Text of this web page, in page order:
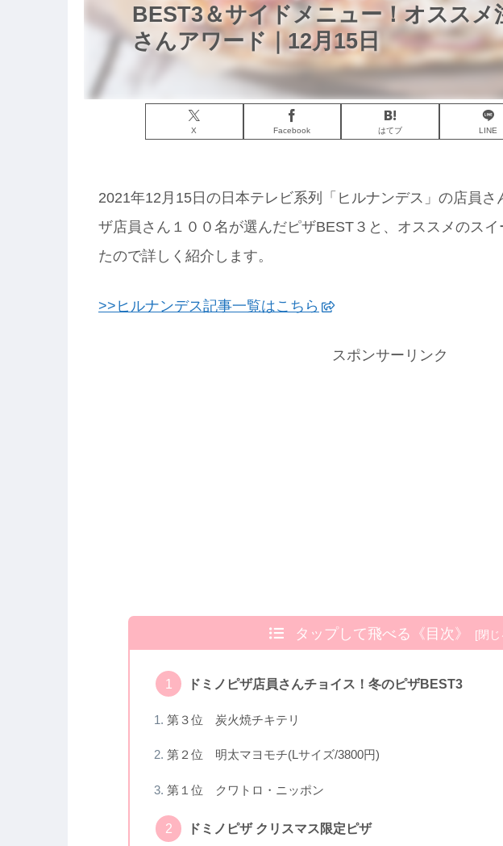
BEST3＆サイドメニュー！オススメ
さんアワード｜12月15日
X Facebook はてブ LINE
2021年12月15日の日本テレビ系列「ヒルナンデス」の店員
ザ店員さん１００名が選んだピザBEST３と、オススメのス
たので詳しく紹介します。
>>ヒルナンデス記事一覧はこちら
スポンサーリンク
タップして飛べる《目次》
ドミノピザ店員さんチョイス！冬のピザBEST3
第３位 炭火焼チキテリ
第２位 明太マヨモチ(Lサイズ/3800円)
第１位 クワトロ・ニッポン
ドミノピザ クリスマス限定ピザ